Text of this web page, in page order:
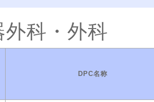
外科・外科
DPC名称